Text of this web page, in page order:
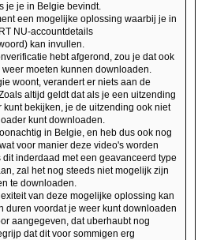
je je in Belgie bevindt.
een mogelijke oplossing waarbij je in
NU-accountdetails
kan invullen.
hebt afgerond, zou je dat ook
moeten kunnen downloaden.
woont, verandert er niets aan de
altijd geldt dat als je een uitzending
kunt bekijken, je de uitzending ook niet
kunt downloaden.
in Belgie, en heb dus ook nog
voor manier deze video's worden
inderdaad met een geavanceerd type
zal het nog steeds niet mogelijk zijn
te downloaden.
van deze mogelijke oplossing kan
duren voordat je weer kunt downloaden
aangegeven, dat uberhaubt nog
dat dit voor sommigen erg